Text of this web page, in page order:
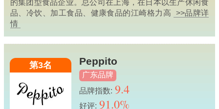
的集团型食品企业。总公司在上海，在日本以生产休闲食
品、冷饮、加工食品、健康食品的江崎格力高
>>品牌详
情
第3名 Peppito
广东品牌
品牌指数: 9.4
好评: 91.0%